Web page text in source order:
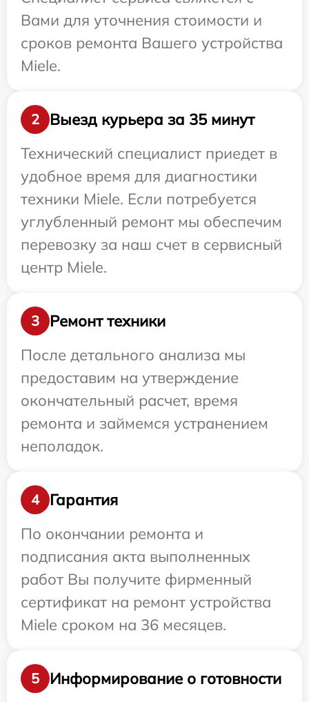
Вами для уточнения стоимости и
сроков ремонта Вашего устройства
Miele.
2
Выезд курьера за 35 минут
Технический специалист приедет в
удобное время для диагностики
техники Miele. Если потребуется
углубленный ремонт мы обеспечим
перевозку за наш счет в сервисный
центр Miele.
3
Ремонт техники
После детального анализа мы
предоставим на утверждение
окончательный расчет, время
ремонта и займемся устранением
неполадок.
4
Гарантия
По окончании ремонта и
подписания акта выполненных
работ Вы получите фирменный
сертификат на ремонт устройства
Miele сроком на 36 месяцев.
5
Информирование о готовности